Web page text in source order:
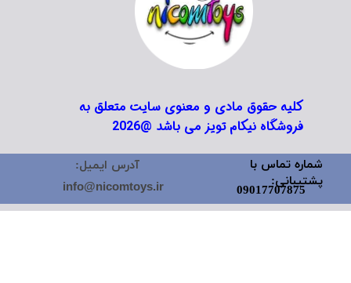
کلیه حقوق مادی و معنوی سایت متعلق به
فروشگاه نیکام تویز می باشد @2026
شماره تماس با
پشتیبانی:
09017707875
آدرس ایمیل:
info@nicomtoys.ir